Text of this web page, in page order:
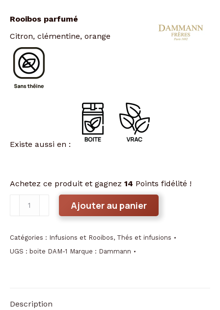
Rooibos parfumé
Citron, clémentine, orange
Existe aussi en :
Achetez ce produit et gagnez 14 Points fidélité !
Citrus
boîte
Ajouter au panier
Catégories : Infusions et Rooibos, Thés et infusions
UGS : boite DAM-1 Marque : Dammann
Description